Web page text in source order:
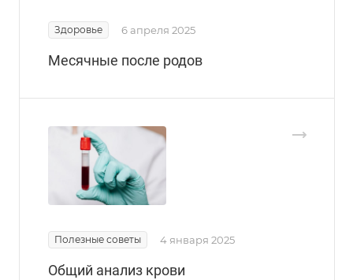
Здоровье 6 апреля 2025
Месячные после родов
Полезные советы 4 января 2025
Общий анализ крови